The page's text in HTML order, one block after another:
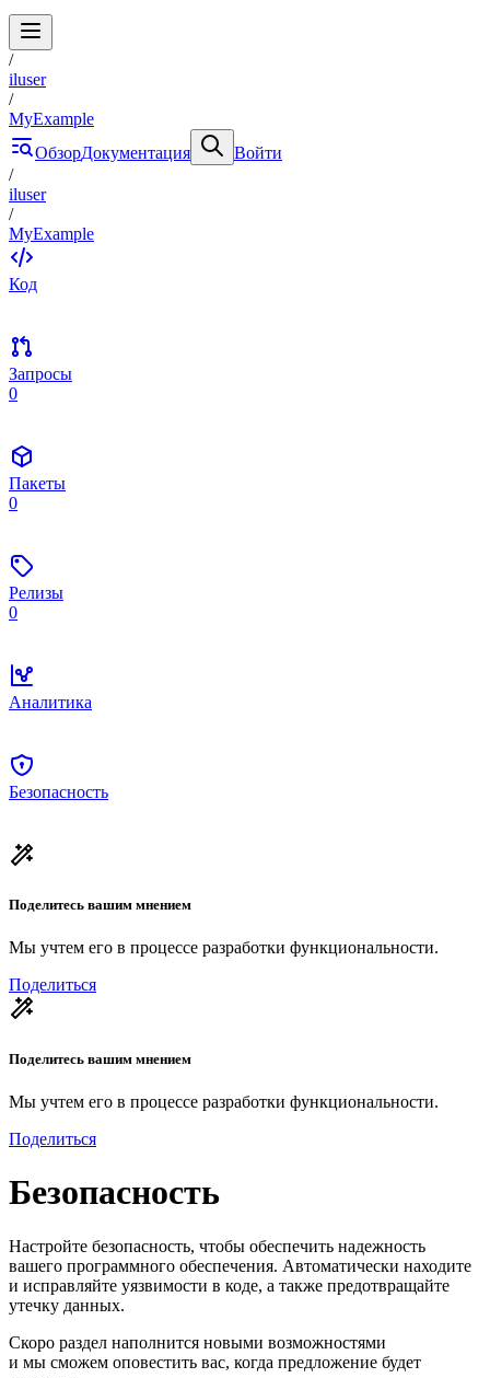
/
iluser
/
MyExample
ОбзорДокументация
Войти
/
iluser
/
MyExample
Код
Запросы
0
Пакеты
0
Релизы
0
Аналитика
Безопасность
Поделитесь вашим мнением
Мы учтем его в процессе разработки функциональности.
Поделиться
Поделитесь вашим мнением
Мы учтем его в процессе разработки функциональности.
Поделиться
Безопасность
Настройте безопасность, чтобы обеспечить надежность
вашего программного обеспечения. Автоматически находите
и исправляйте уязвимости в коде, а также предотвращайте
утечку данных.
Скоро раздел наполнится новыми возможностями
и мы сможем оповестить вас, когда предложение будет